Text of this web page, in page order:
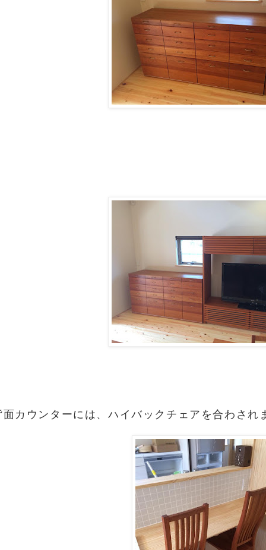
カウンターには、ハイバックチェアを合わされ